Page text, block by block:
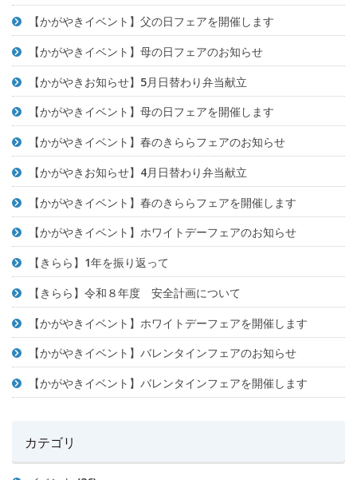
【かがやきイベント】父の日フェアを開催します
【かがやきイベント】母の日フェアのお知らせ
【かがやきお知らせ】5月日替わり弁当献立
【かがやきイベント】母の日フェアを開催します
【かがやきイベント】春のきららフェアのお知らせ
【かがやきお知らせ】4月日替わり弁当献立
【かがやきイベント】春のきららフェアを開催します
【かがやきイベント】ホワイトデーフェアのお知らせ
【きらら】1年を振り返って
【きらら】令和８年度 安全計画について
【かがやきイベント】ホワイトデーフェアを開催します
【かがやきイベント】バレンタインフェアのお知らせ
【かがやきイベント】バレンタインフェアを開催します
カテゴリ